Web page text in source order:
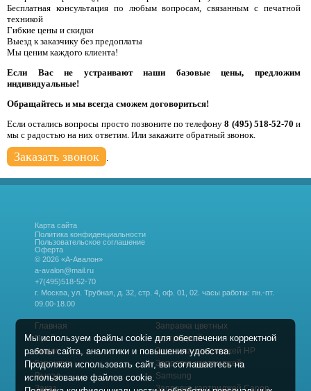
Бесплатная консультация по любым вопросам, связанным с печатной
техникой
Гибкие цены и скидки
Выезд к заказчику без предоплаты
Мы ценим каждого клиента!
Если Вас не устраивают наши базовые цены, предложим
индивидуальные!
Обращайтесь и мы всегда сможем договориться!
Если остались вопросы просто позвоните по телефону8 (495) 518-52-70 и
мы с радостью на них ответим. Или закажите обратный звонок.
Заказать звонок .
Карта сайта
Политика конфиденциальности
Пользовательское соглашение
Оферта
© 2026 «А-Авалон»
a-avalon@mail.ru
+7(495)518-52-70
г. Москва, ул. Трубная, д. 32, стр. 4, оф. 01, 02. часы работы: пн.-пт.
09.00-18.00
Главная
Прайс
Акции
Гарантии
Выезд
Заказ
Заправка цветных
картриджей
Заправка картриджей HP
Заправка картриджей
Samsung
Заправка картриджей Canon
Мы используем файлы cookie для обеспечения корректной
работы сайта, аналитики и повышения удобства.
Продолжая использовать сайт, вы соглашаетесь на
использование файлов cookie.